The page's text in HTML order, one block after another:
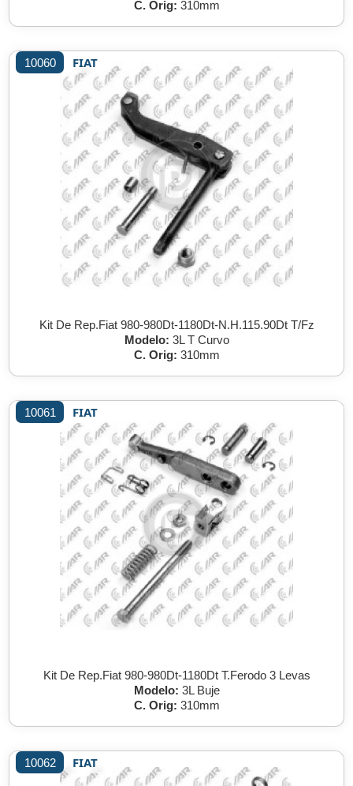
C. Orig: 310mm
10060 FIAT
Kit De Rep.Fiat 980-980Dt-1180Dt-N.H.115.90Dt T/Fz
Modelo: 3L T Curvo
C. Orig: 310mm
10061 FIAT
Kit De Rep.Fiat 980-980Dt-1180Dt T.Ferodo 3 Levas
Modelo: 3L Buje
C. Orig: 310mm
10062 FIAT